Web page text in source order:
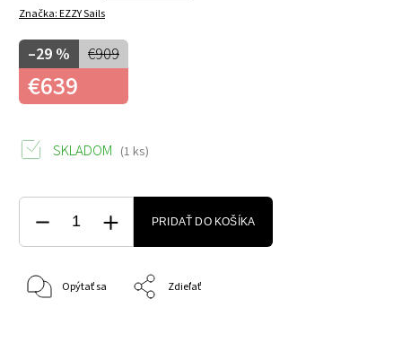
Značka:EZZY Sails
€909
–29 %
€639
SKLADOM (1 ks)
PRIDAŤ DO KOŠÍKA
Opýtať sa Zdieľať